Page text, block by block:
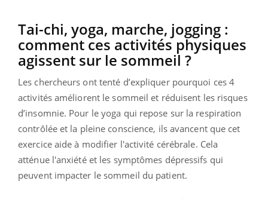
Tai-chi, yoga, marche, jogging :
comment ces activités physiques
agissent sur le sommeil ?
Les chercheurs ont tenté d’expliquer pourquoi ces 4
activités améliorent le sommeil et réduisent les risques
d’insomnie. Pour le yoga qui repose sur la respiration
contrôlée et la pleine conscience, ils avancent que cet
exercice aide à modifier l'activité cérébrale. Cela
atténue l'anxiété et les symptômes dépressifs qui
peuvent impacter le sommeil du patient.